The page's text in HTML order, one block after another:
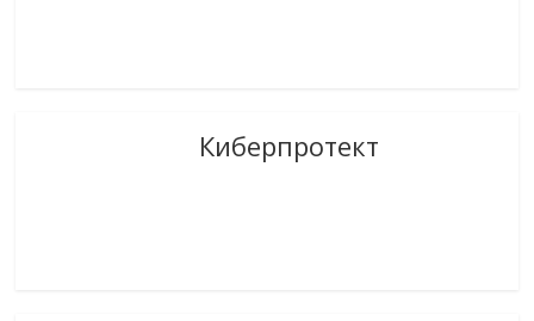
Киберпротект